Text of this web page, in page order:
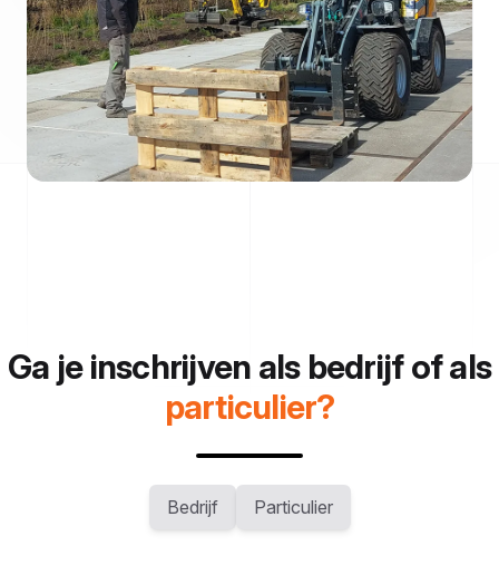
Ga je inschrijven als bedrijf of als
particulier?
Bedrijf Particulier